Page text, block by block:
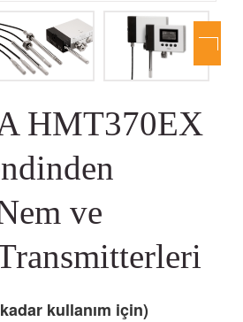
HMT370EX
ve
kullanım için)